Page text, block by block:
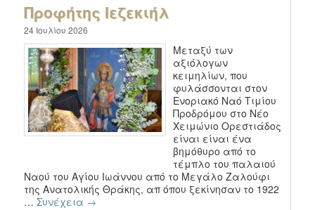
Προφήτης Ιεζεκιήλ
24 Ιουλίου 2026
Μεταξύ των
αξιόλογων
κειμηλίων, που
φυλάσσονται στον
Ενοριακό Ναό Τιμίου
Προδρόμου στο Νέο
Χειμώνιο Ορεστιάδος
είναι είναι ένα
βημόθυρο από το
τέμπλο του παλαιού
Ναού του Αγίου Ιωάννου από το Μεγάλο Ζαλούφι
της Ανατολικής Θράκης, απ όπου ξεκίνησαν το 1922
…Συνέχεια →